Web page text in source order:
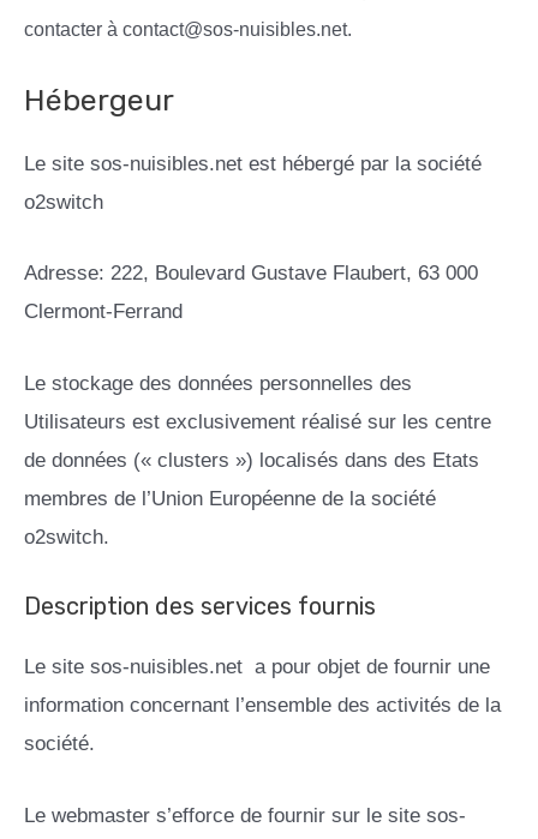
contacter à contact@sos-nuisibles.net.
Hébergeur
Le site sos-nuisibles.net est hébergé par la société
o2switch
Adresse: 222, Boulevard Gustave Flaubert, 63 000
Clermont-Ferrand
Le stockage des données personnelles des
Utilisateurs est exclusivement réalisé sur les centre
de données (« clusters ») localisés dans des Etats
membres de l’Union Européenne de la société
o2switch.
Description des services fournis
Le site sos-nuisibles.net a pour objet de fournir une
information concernant l’ensemble des activités de la
société.
Le webmaster s’efforce de fournir sur le site sos-